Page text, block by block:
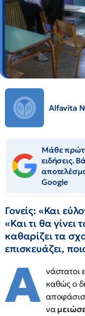
Alfavita
Μάθε
ειδήσεις.
Google
Γονείς: «Και
«Και τι θα
καθαρίζει τα
επισκευάζει,
Α νάστατοι
καθώς ο
να